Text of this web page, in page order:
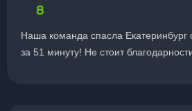
8
Наша команда спасла Екатеринбург
за 51 минуту! Не стоит